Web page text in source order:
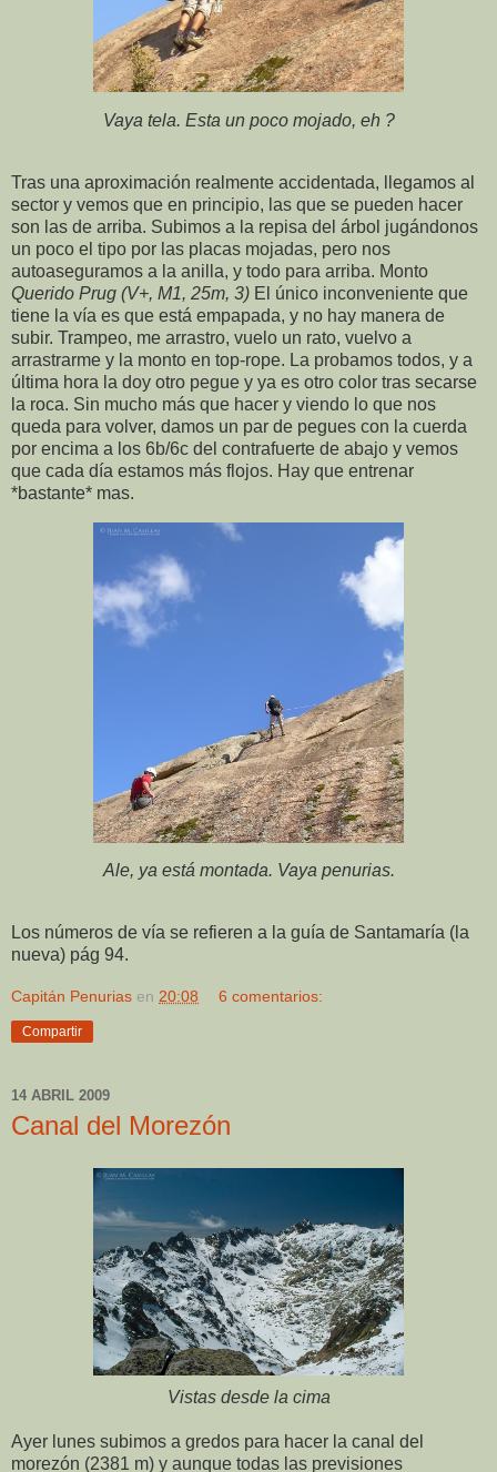
Vaya tela. Esta un poco mojado, eh ?
Tras una aproximación realmente accidentada, llegamos al
sector y vemos que en principio, las que se pueden hacer
son las de arriba. Subimos a la repisa del árbol jugándonos
un poco el tipo por las placas mojadas, pero nos
autoaseguramos a la anilla, y todo para arriba. Monto
Querido Prug (V+, M1, 25m, 3) El único inconveniente que
tiene la vía es que está empapada, y no hay manera de
subir. Trampeo, me arrastro, vuelo un rato, vuelvo a
arrastrarme y la monto en top-rope. La probamos todos, y a
última hora la doy otro pegue y ya es otro color tras secarse
la roca. Sin mucho más que hacer y viendo lo que nos
queda para volver, damos un par de pegues con la cuerda
por encima a los 6b/6c del contrafuerte de abajo y vemos
que cada día estamos más flojos. Hay que entrenar
*bastante* mas.
Ale, ya está montada. Vaya penurias.
Los números de vía se refieren a la guía de Santamaría (la
nueva) pág 94.
Capitán Penurias en 20:08 6 comentarios:
Compartir
14 ABRIL 2009
Canal del Morezón
Vistas desde la cima
Ayer lunes subimos a gredos para hacer la canal del
morezón (2381 m) y aunque todas las previsiones